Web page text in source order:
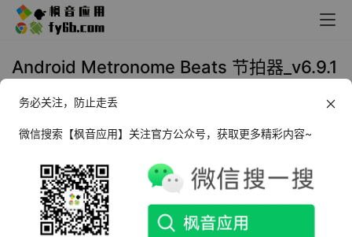
Android Metronome Beats 节拍器_v6.9.1
2024年10月12日 15:30 生活相关
软件介绍
Metronome Beats 节拍器APP是一款简单实用的节拍器应
务必关注，防止走丢
微信搜索【枫音应用】关注官方公众号，获取更多精彩内容~